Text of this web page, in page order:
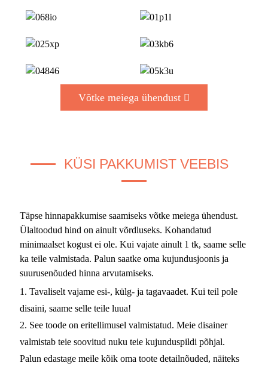
Võtke meiega ühendust
KÜSI PAKKUMIST VEEBIS
Täpse hinnapakkumise saamiseks võtke meiega ühendust.
Ülaltoodud hind on ainult võrdluseks. Kohandatud
minimaalset kogust ei ole. Kui vajate ainult 1 tk, saame selle
ka teile valmistada. Palun saatke oma kujundusjoonis ja
suurusenõuded hinna arvutamiseks.
1. Tavaliselt vajame esi-, külg- ja tagavaadet. Kui teil pole
disaini, saame selle teile luua!
2. See toode on eritellimusel valmistatud. Meie disainer
valmistab teie soovitud nuku teie kujunduspildi põhjal.
Palun edastage meile kõik oma toote detailnõuded, näiteks